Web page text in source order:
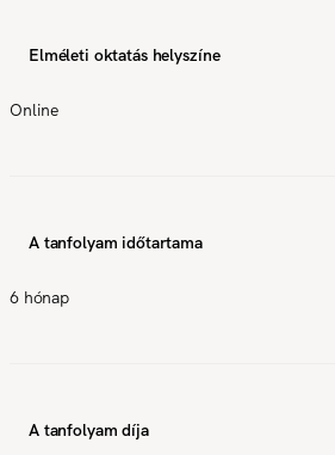
Elméleti oktatás helyszíne
Online
A tanfolyam időtartama
6 hónap
A tanfolyam díja